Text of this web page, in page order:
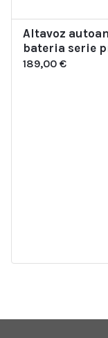
Altavoz
bateria serie
189,00 €